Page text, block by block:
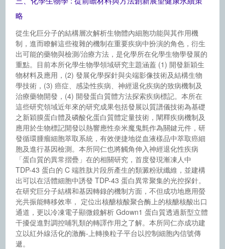
略
從生化巨分子的結構層次解析生物體內細胞功能與其作用機
制，進而瞭解這些複雜的機制在重要疾病中扮演的角色，衍生
出可能的藥物與檢測/治療方法，是化學所在化學生物學發展的
重點。目前本所化學生物學領域研究主題涵蓋 (1) 開發新穎生
物材料及應用，(2) 發展化學探針與尖端影像技術及結構生物
學技術，(3) 癌症、感染性疾病、神經退化疾病的致病機制及
治療藥物開發，(4) 開發蛋白質體方法探索疾病標記。本所在
這些研究領域近年來的研究成果包括發展以質譜儀技術為基礎
之新穎膜蛋白體及磷酸化蛋白質體定量技術，闡釋疾病機制及
應用於生物標記開發以熱響應性奈米魔鬼氈作為關鍵元件，研
發循環腫瘤細胞萃取系統，有效便捷地從血液樣品中萃取癌細
胞及進行基因檢測。本所同仁也將觸角伸入神經退化性疾病
「蛋白質的異常摺疊」在的相關研究，首度發現漸凍人中
TDP-43 蛋白的 C 端胜肽片段所產生的類澱粉狀纖維，並建構
出可以在活體細胞中誘發 TDP-43 蛋白異常聚集的光控探針。
在研究巨分子結構和基因轉錄的機制方面，不但成功地應用螢
光共振能轉移效率， 定位出核醣核酸聚合酶上的核醣核酸出口
通道，更以冷凍電子顯微鏡解析 Gdown1 蛋白質透過新型立體
干擾促進對調控哺乳類的轉譯作用之了解。本所同仁亦成功建
立以紅外線活化的激酶-上轉換粒子平台以控制細胞內信號傳
遞。